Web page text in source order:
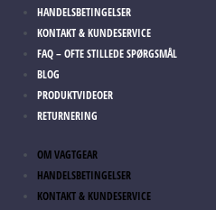
HANDELSBETINGELSER
KONTAKT & KUNDESERVICE
FAQ – OFTE STILLEDE SPØRGSMÅL
BLOG
PRODUKTVIDEOER
RETURNERING
OM VAGTGEAR
HANDELSBETINGELSER
KONTAKT & KUNDESERVICE